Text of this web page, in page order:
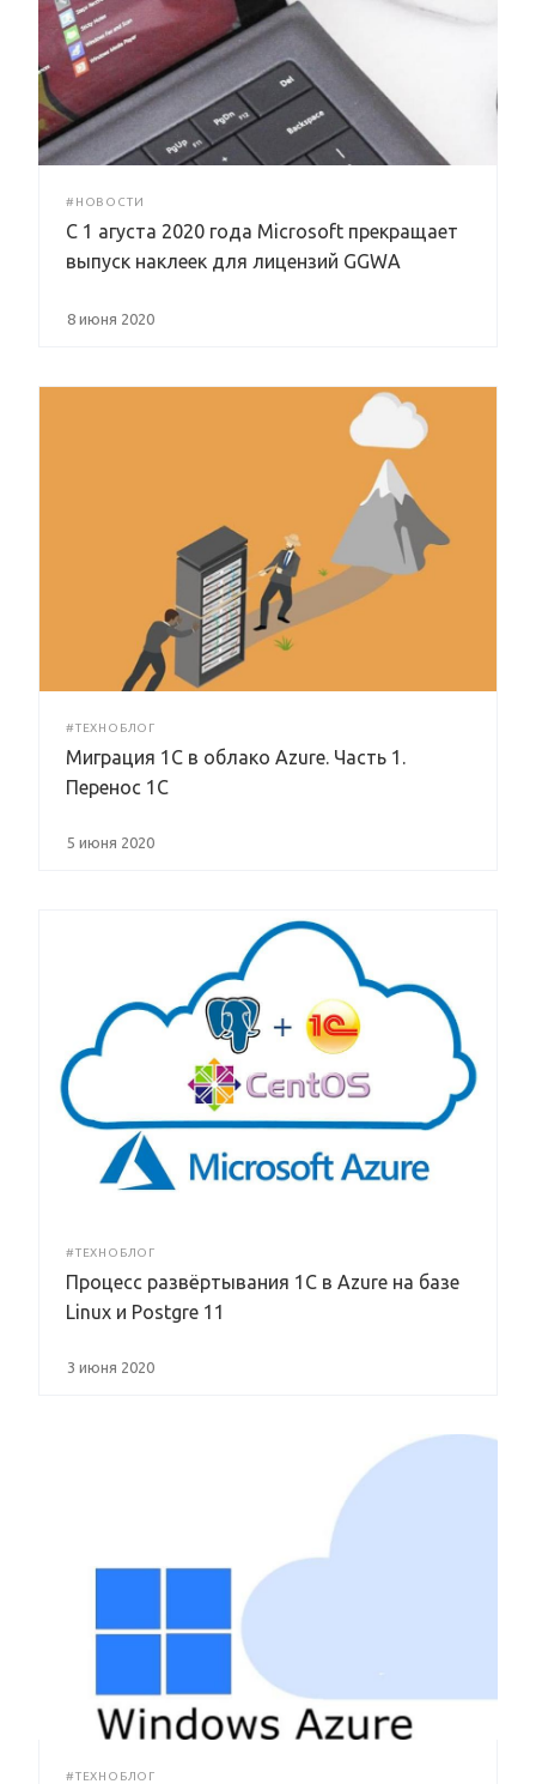
#НОВОСТИ
С 1 агуста 2020 года Microsoft прекращает
выпуск наклеек для лицензий GGWA
8 июня 2020
#ТЕХНОБЛОГ
Миграция 1С в облако Azure. Часть 1.
Перенос 1С
5 июня 2020
#ТЕХНОБЛОГ
Процесс развёртывания 1С в Azure на базе
Linux и Postgre 11
3 июня 2020
#ТЕХНОБЛОГ